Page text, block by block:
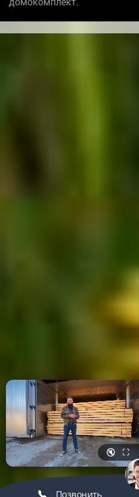
🔇 ⛶
Позвонить